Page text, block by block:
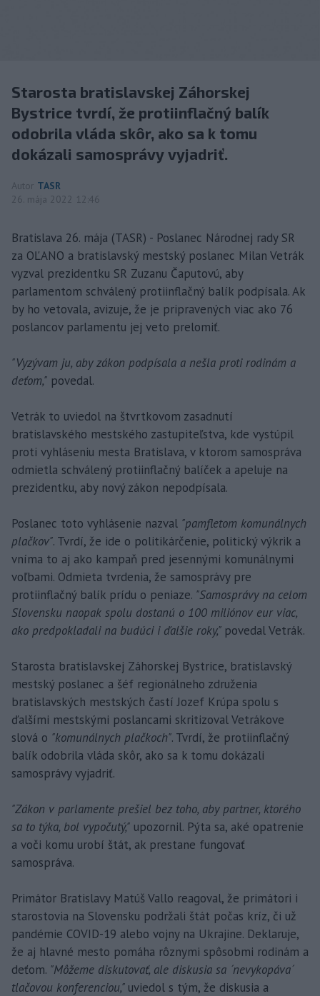
Starosta bratislavskej Záhorskej
Bystrice tvrdí, že protiinflačný balík
odobrila vláda skôr, ako sa k tomu
dokázali samosprávy vyjadriť.
Autor TASR
26. mája 2022 12:46
Bratislava 26. mája (TASR) - Poslanec Národnej rady SR
za OĽANO a bratislavský mestský poslanec Milan Vetrák
vyzval prezidentku SR Zuzanu Čaputovú, aby
parlamentom schválený protiinflačný balík podpísala. Ak
by ho vetovala, avizuje, že je pripravených viac ako 76
poslancov parlamentu jej veto prelomiť.
"Vyzývam ju, aby zákon podpísala a nešla proti rodinám a
deťom," povedal.
Vetrák to uviedol na štvrtkovom zasadnutí
bratislavského mestského zastupiteľstva, kde vystúpil
proti vyhláseniu mesta Bratislava, v ktorom samospráva
odmietla schválený protiinflačný balíček a apeluje na
prezidentku, aby nový zákon nepodpísala.
Poslanec toto vyhlásenie nazval "pamfletom komunálnych
plačkov". Tvrdí, že ide o politikárčenie, politický výkrik a
vníma to aj ako kampaň pred jesennými komunálnymi
voľbami. Odmieta tvrdenia, že samosprávy pre
protiinflačný balík prídu o peniaze. "Samosprávy na celom
Slovensku naopak spolu dostanú o 100 miliónov eur viac,
ako predpokladali na budúci i ďalšie roky," povedal Vetrák.
Starosta bratislavskej Záhorskej Bystrice, bratislavský
mestský poslanec a šéf regionálneho združenia
bratislavských mestských častí Jozef Krúpa spolu s
ďalšími mestskými poslancami skritizoval Vetrákove
slová o "komunálnych plačkoch". Tvrdí, že protiinflačný
balík odobrila vláda skôr, ako sa k tomu dokázali
samosprávy vyjadriť.
"Zákon v parlamente prešiel bez toho, aby partner, ktorého
sa to týka, bol vypočutý," upozornil. Pýta sa, aké opatrenie
a voči komu urobí štát, ak prestane fungovať
samospráva.
Primátor Bratislavy Matúš Vallo reagoval, že primátori i
starostovia na Slovensku podržali štát počas kríz, či už
pandémie COVID-19 alebo vojny na Ukrajine. Deklaruje,
že aj hlavné mesto pomáha rôznymi spôsobmi rodinám a
deťom. "Môžeme diskutovať, ale diskusia sa ´nevykopáva´
tlačovou konferenciou," uviedol s tým, že diskusia a